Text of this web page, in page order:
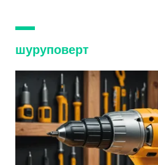
шуруповерт